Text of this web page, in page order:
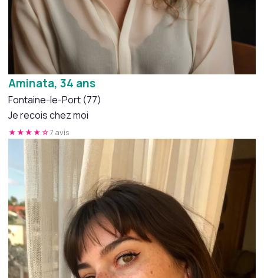
Aminata, 34 ans
Fontaine-le-Port (77)
Je recois chez moi
★★★★☆7 avis